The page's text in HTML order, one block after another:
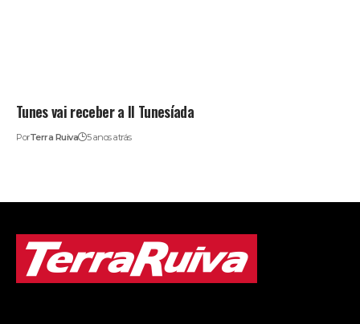
Tunes vai receber a II Tunesíada
PorTerra Ruiva 5 anos atrás